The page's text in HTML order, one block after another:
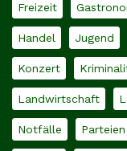
Freizeit
Handel Jugend
Konzert
Landwirtschaft
Notfälle Parteien